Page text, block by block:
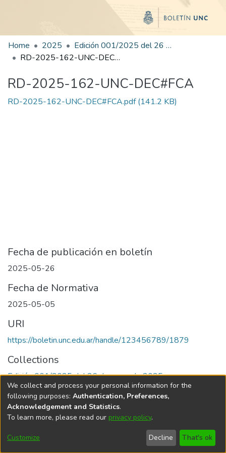
Home 2025
Edición 001/2025 del 26 de mayo de 2025
RD-2025-162-UNC-DEC#FCA
RD-2025-162-UNC-DEC#FCA
RD-2025-162-UNC-DEC#FCA.pdf(141.2 KB)
Fecha de publicación en boletín
2025-05-26
Fecha de Normativa
2025-05-05
URI
https://boletin.unc.edu.ar/handle/123456789/1879
Collections
Edición 001/2025 del 26 de mayo de 2025
Universidad Nacional de Córdoba
We collect and process your personal information for the
following purposes: Authentication, Preferences,
Acknowledgement and Statistics.
To learn more, please read our privacy policy.
Customize Decline That's ok